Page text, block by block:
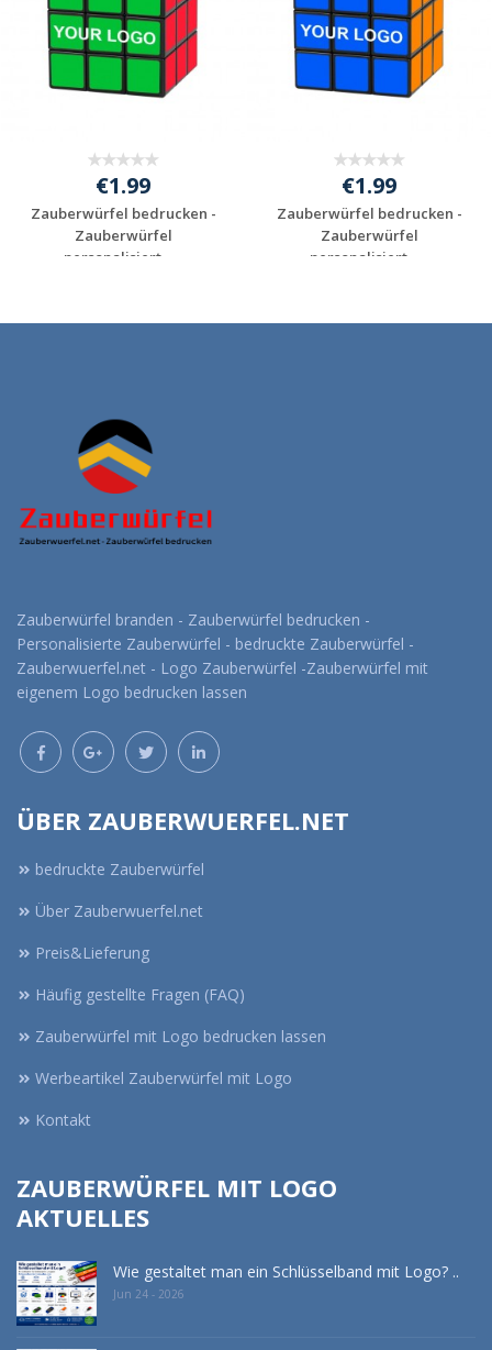
€1.99
Zauberwürfel bedrucken -
Zauberwürfel
personalisiert - ...
€1.99
Zauberwürfel bedrucken -
Zauberwürfel
personalisiert - ...
Zauberwürfel branden - Zauberwürfel bedrucken -
Personalisierte Zauberwürfel - bedruckte Zauberwürfel -
Zauberwuerfel.net - Logo Zauberwürfel -Zauberwürfel mit
eigenem Logo bedrucken lassen
ÜBER ZAUBERWUERFEL.NET
bedruckte Zauberwürfel
Über Zauberwuerfel.net
Preis&Lieferung
Häufig gestellte Fragen (FAQ)
Zauberwürfel mit Logo bedrucken lassen
Werbeartikel Zauberwürfel mit Logo
Kontakt
ZAUBERWÜRFEL MIT LOGO
AKTUELLES
Wie gestaltet man ein Schlüsselband mit Logo? ..
Jun 24 - 2026